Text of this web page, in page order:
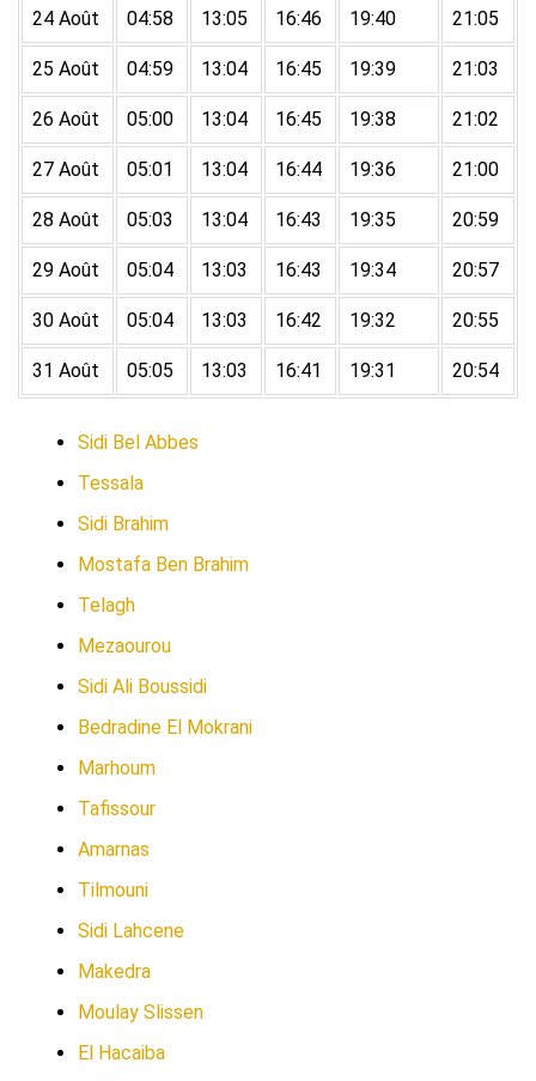
24 Août 04:58 13:05 16:46 19:40 21:05
25 Août 04:59 13:04 16:45 19:39 21:03
26 Août 05:00 13:04 16:45 19:38 21:02
27 Août 05:01 13:04 16:44 19:36 21:00
28 Août 05:03 13:04 16:43 19:35 20:59
29 Août 05:04 13:03 16:43 19:34 20:57
30 Août 05:04 13:03 16:42 19:32 20:55
31 Août 05:05 13:03 16:41 19:31 20:54
Sidi Bel Abbes
Tessala
Sidi Brahim
Mostafa Ben Brahim
Telagh
Mezaourou
Sidi Ali Boussidi
Bedradine El Mokrani
Marhoum
Tafissour
Amarnas
Tilmouni
Sidi Lahcene
Makedra
Moulay Slissen
El Hacaiba